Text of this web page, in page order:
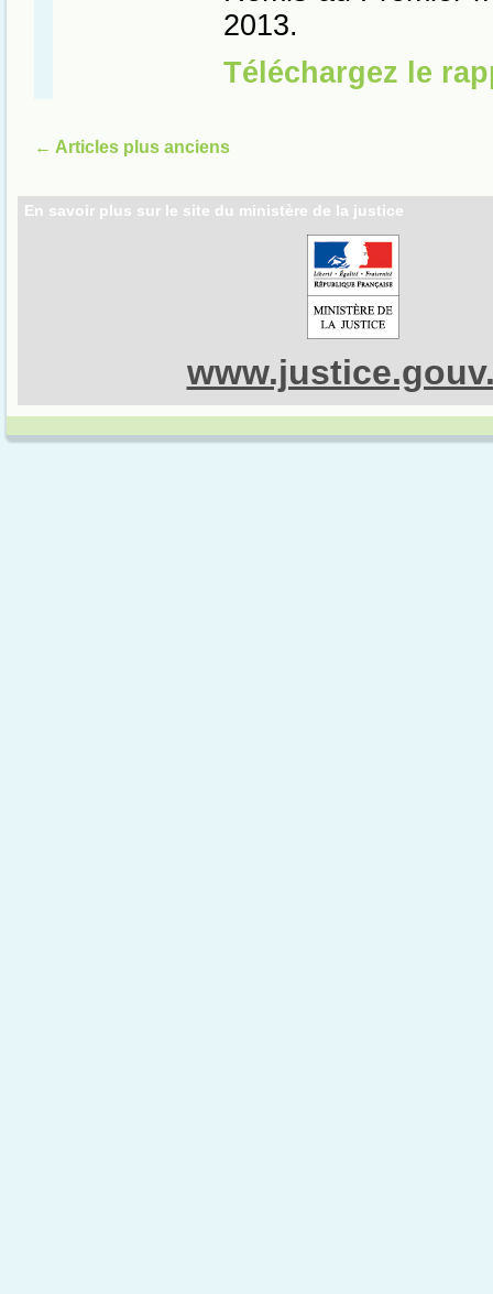
← Articles plus anciens
En savoir plus sur le site du ministère de la justice